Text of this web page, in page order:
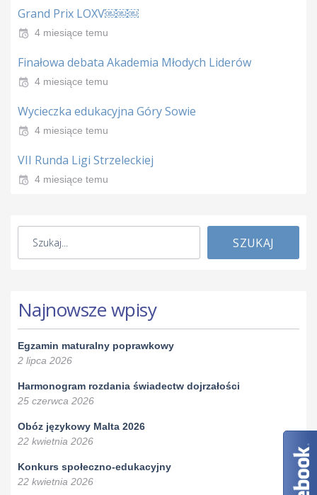
Grand Prix LOXV￼￼￼
4 miesiące temu
Finałowa debata Akademia Młodych Liderów
4 miesiące temu
Wycieczka edukacyjna Góry Sowie
4 miesiące temu
VII Runda Ligi Strzeleckiej
4 miesiące temu
SZUKAJ
Najnowsze wpisy
Egzamin maturalny poprawkowy
2 lipca 2026
Harmonogram rozdania świadectw dojrzałości
25 czerwca 2026
Obóz językowy Malta 2026
22 kwietnia 2026
Konkurs społeczno-edukacyjny
22 kwietnia 2026